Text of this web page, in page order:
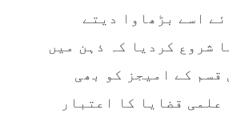
اسے بڑھاوا دیتے
شروع کردیا کہ ذہن میں
قسم کے امیجز کو بھی
علمی قضایا کا اعتبار